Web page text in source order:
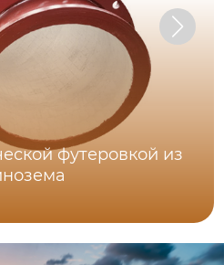
футеровкой из